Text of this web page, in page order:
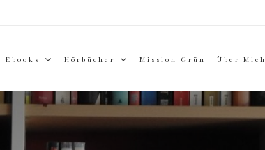
Ebooks Hörbücher Mission Grün Über Mich